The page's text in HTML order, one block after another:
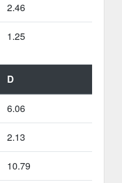
2.46
1.25
D
6.06
2.13
10.79